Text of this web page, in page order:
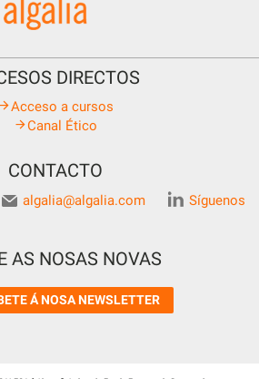
DIRECTOS
Acceso a cursos
Canal Ético
CONTACTO
algalia@algalia.com Síguenos
AS NOSAS NOVAS
Á NOSA NEWSLETTER